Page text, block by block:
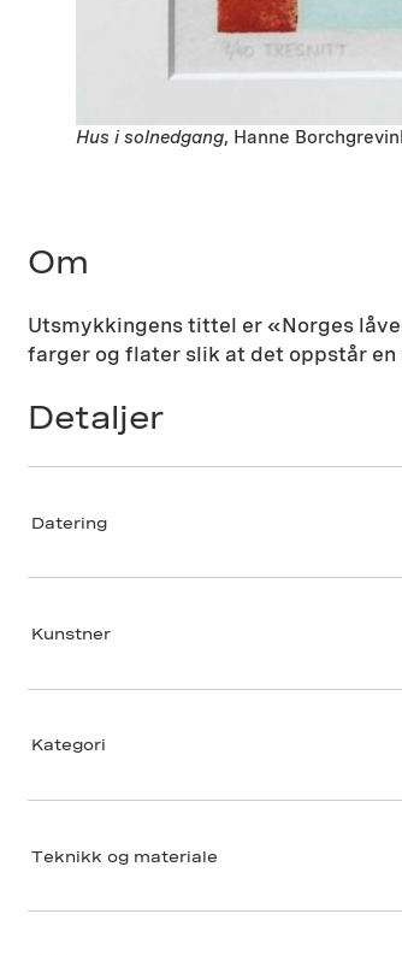
Hus i solnedgang, Hanne
Om
Utsmykkingens tittel er «Norges
farger og flater slik at det oppstår
Detaljer
Datering
Kunstner
Kategori
Teknikk og materiale